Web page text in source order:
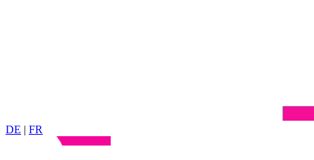
DE | FR